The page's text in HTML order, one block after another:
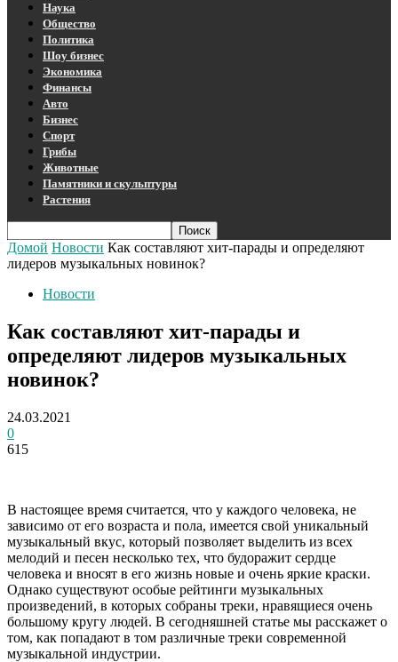
Наука
Общество
Политика
Шоу бизнес
Экономика
Финансы
Авто
Бизнес
Спорт
Грибы
Животные
Памятники и скульптуры
Растения
Домой Новости Как составляют хит-парады и определяют
лидеров музыкальных новинок?
Новости
Как составляют хит-парады и
определяют лидеров музыкальных
новинок?
24.03.2021
0
615
В настоящее время считается, что у каждого человека, не
зависимо от его возраста и пола, имеется свой уникальный
музыкальный вкус, который позволяет выделить из всех
мелодий и песен несколько тех, что будоражит сердце
человека и вносят в его жизнь новые и очень яркие краски.
Однако существуют особые рейтинги музыкальных
произведений, в которых собраны треки, нравящиеся очень
большому кругу людей. В сегодняшней статье мы расскажет о
том, как попадают в том различные треки современной
музыкальной индустрии.